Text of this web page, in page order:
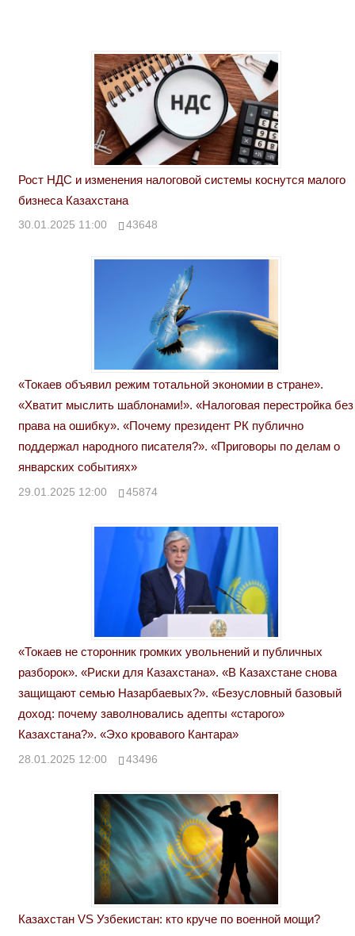
Рост НДС и изменения налоговой системы коснутся малого
бизнеса Казахстана
30.01.2025 11:00 43648
«Токаев объявил режим тотальной экономии в стране».
«Хватит мыслить шаблонами!». «Налоговая перестройка без
права на ошибку». «Почему президент РК публично
поддержал народного писателя?». «Приговоры по делам о
январских событиях»
29.01.2025 12:00 45874
«Токаев не сторонник громких увольнений и публичных
разборок». «Риски для Казахстана». «В Казахстане снова
защищают семью Назарбаевых?». «Безусловный базовый
доход: почему заволновались адепты «старого»
Казахстана?». «Эхо кровавого Кантара»
28.01.2025 12:00 43496
Казахстан VS Узбекистан: кто круче по военной мощи?